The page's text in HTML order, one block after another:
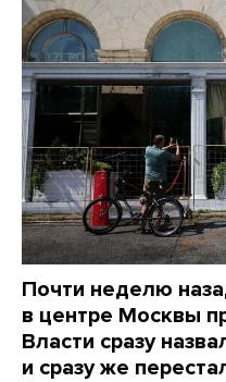
Почти неделю
в центре Москвы
Власти сразу
и сразу же